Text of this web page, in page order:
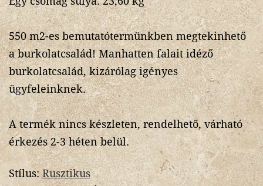
550 m2-es bemutatótermünkben megtekinhető
a burkolatcsalád! Manhatten falait idéző
burkolatcsalád, kizárólag igényes
ügyfeleinknek.
A termék nincs készleten, rendelhető, várható
érkezés 2-3 héten belül.
Stílus:Rusztikus